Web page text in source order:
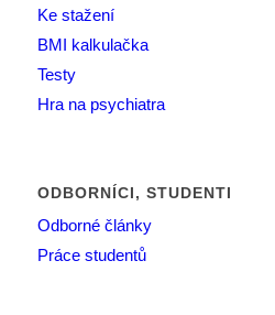
Ke stažení
BMI kalkulačka
Testy
Hra na psychiatra
ODBORNÍCI, STUDENTI
Odborné články
Práce studentů